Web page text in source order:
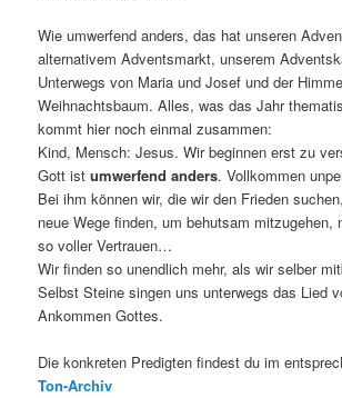
Wie umwerfend anders, das hat unseren
alternativem Adventsmarkt, unserem
Unterwegs von Maria und Josef und der
Weihnachtsbaum. Alles, was das Jahr
kommt hier noch einmal zusammen:
Kind, Mensch: Jesus. Wir beginnen erst zu
Gott ist umwerfend anders. Vollkommen
Bei ihm können wir, die wir den Frieden suchen,
neue Wege finden, um behutsam mitzugehen,
so voller Vertrauen…
Wir finden so unendlich mehr, als wir selber
Selbst Steine singen uns unterwegs das Lied
Ankommen Gottes.
Die konkreten Predigten findest du im
Ton-Archiv